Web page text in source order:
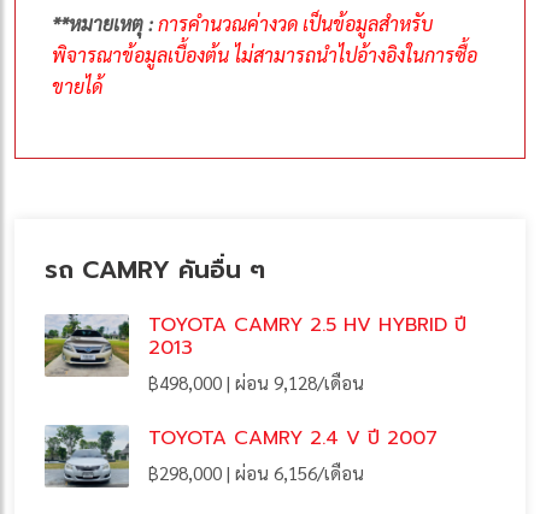
**หมายเหตุ :การคำนวณค่างวด เป็นข้อมูลสำหรับ
พิจารณาข้อมูลเบื้องต้น ไม่สามารถนำไปอ้างอิงในการซื้อ
ขายได้
รถ CAMRY คันอื่น ๆ
TOYOTA CAMRY 2.5 HV HYBRID ปี
2013
฿498,000 | ผ่อน 9,128/เดือน
TOYOTA CAMRY 2.4 V ปี 2007
฿298,000 | ผ่อน 6,156/เดือน